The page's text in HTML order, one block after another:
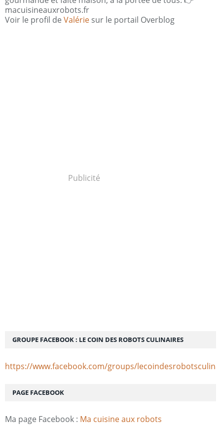
macuisineauxrobots.fr
Voir le profil de Valérie sur le portail Overblog
Publicité
PAGE FACEBOOK
Ma page Facebook : Ma cuisine aux robots
GROUPE FACEBOOK : LE COIN DES ROBOTS CULINAIRES
https://www.facebook.com/groups/